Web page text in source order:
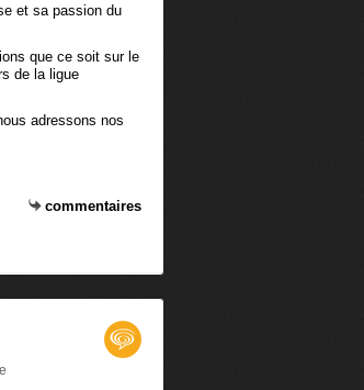
et sa passion du
que ce soit sur le
de la ligue
adressons nos
commentaires